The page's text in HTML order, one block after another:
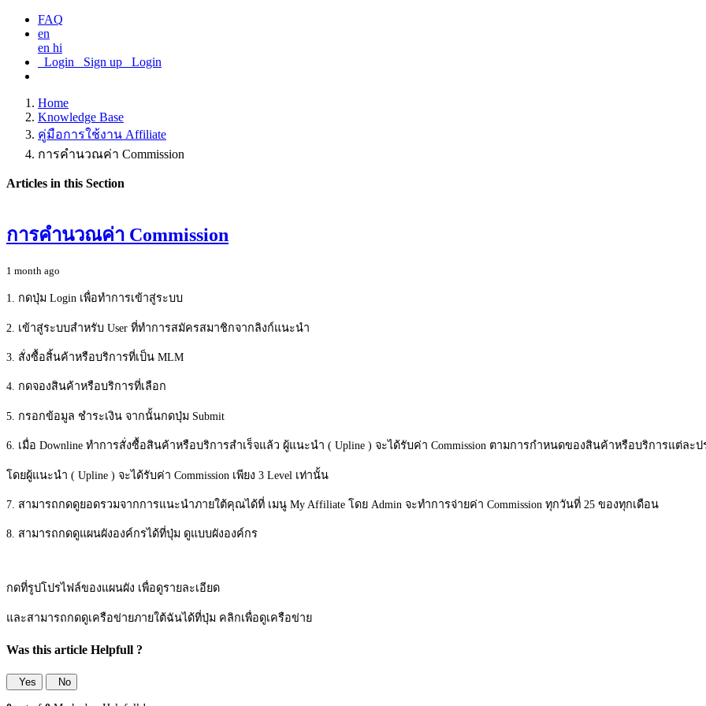
FAQ
en
en hi
Login
Sign up Login
Home
Knowledge Base
คู่มือการใช้งาน Affiliate
การคำนวณค่า Commission
Articles in this Section
การคำนวณค่า Commission
1 month ago
1. กดปุ่ม Login เพื่อทำการเข้าสู่ระบบ
2. เข้าสู่ระบบสำหรับ User ที่ทำการสมัครสมาชิกจากลิงก์แนะนำ
3. สั่งซื้อสิ้นค้าหรือบริการที่เป็น MLM
4. กดจองสินค้าหรือบริการที่เลือก
5. กรอกข้อมูล ชำระเงิน จากนั้นกดปุ่ม Submit
6. เมื่อ Downline ทำการสั่งซื้อสินค้าหรือบริการสำเร็จแล้ว ผู้แนะนำ ( Upline ) จะได้รับค่า Commission ตามการกำหนดของสินค้าหรือบริการแต่ละป
โดยผู้แนะนำ ( Upline ) จะได้รับค่า Commission เพียง 3 Level เท่านั้น
7. สามารถกดดูยอดรวมจากการแนะนำภายใต้คุณได้ที่ เมนู My Affiliate โดย Admin จะทำการจ่ายค่า Commission ทุกวันที่ 25 ของทุกเดือน
8. สามารถกดดูแผนผังองค์กรได้ที่ปุ่ม ดูแบบผังองค์กร
กดที่รูปโปรไฟล์ของแผนผัง เพื่อดูรายละเอียด
และสามารถกดดูเครือข่ายภายใต้ฉันได้ที่ปุ่ม คลิกเพื่อดูเครือข่าย
Was this article Helpfull ?
Yes No